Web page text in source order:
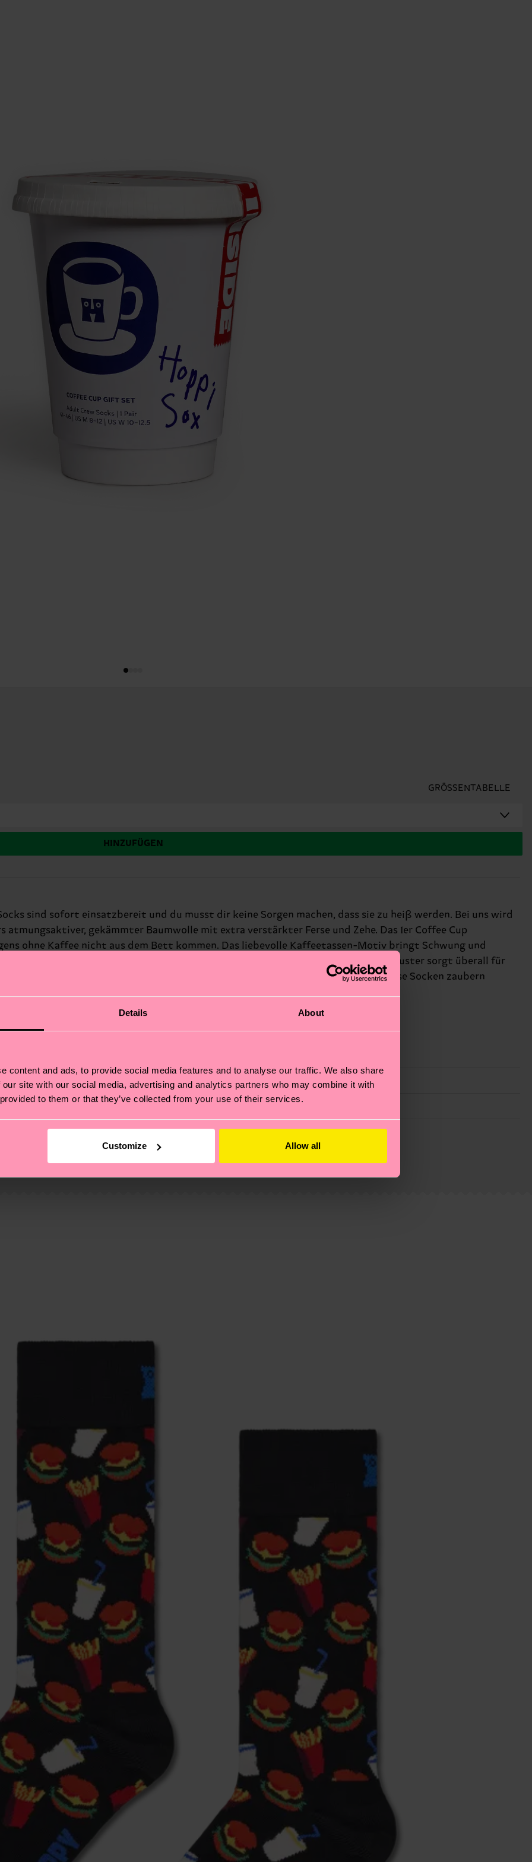
Details About
content and ads, to provide social media features and to analyse our traffic. We also share
site with our social media, advertising and analytics partners who may combine it with
to them or that they’ve collected from your use of their services.
Customize Allow all
GRÖSSENTABELLE
HINZUFÜGEN
sind sofort einsatzbereit und du musst dir keine Sorgen machen, dass sie zu heiß werden. Bei uns wird
atmungsaktiver, gekämmter Baumwolle mit extra verstärkter Ferse und Zehe. Das 1er Coffee Cup
ohne Kaffee nicht aus dem Bett kommen. Das liebevolle Kaffeetassen-Motiv bringt Schwung und
stylischen Hingucker im Kleiderschrank eines echten Kaffee-Fans. Das satte Muster sorgt überall für
einfach mal Danke zu sagen. Ob zum Anzug oder zur Jogginghose – diese Socken zaubern
für: Kaffeefreaks und Muntermacher.
– es geht auch um eine ethische Lieferkette, die Reduzierung von Emissionen, die richtige Pflege von
Tipps und Tricks findest du auf unserer
Nachhaltigkeitsseite.
einen Richtwert handelt und die genaue Lieferzeit von der lokalen Post in deinem Land abhängt.